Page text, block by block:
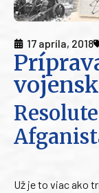
17 apríla, 2018
Už je to viac ako